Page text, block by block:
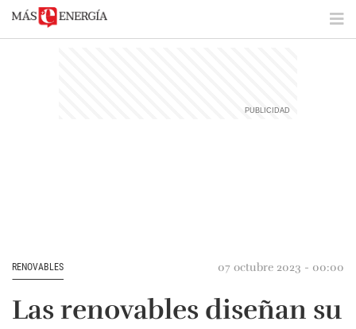
RENOVABLES 07 octubre 2023 - 00:00
Las renovables diseñan su